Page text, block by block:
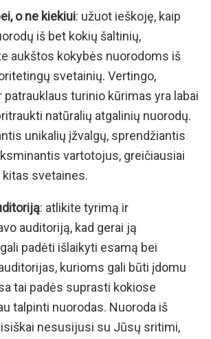
o ne kiekiui: užuot ieškoję, kaip
iš bet kokių šaltinių,
aukštos kokybės nuorodoms iš
svetainių. Vertingo,
turinio kūrimas yra labai
natūralių atgalinių nuorodų.
unikalių įžvalgų, sprendžiantis
vartotojus, greičiausiai
svetaines.
: atlikite tyrimą ir
auditoriją, kad gerai ją
padėti išlaikyti esamą bei
kurioms gali būti įdomu
tai padės suprasti kokiose
talpinti nuorodas. Nuoroda iš
nesusijusi su Jūsų sritimi,